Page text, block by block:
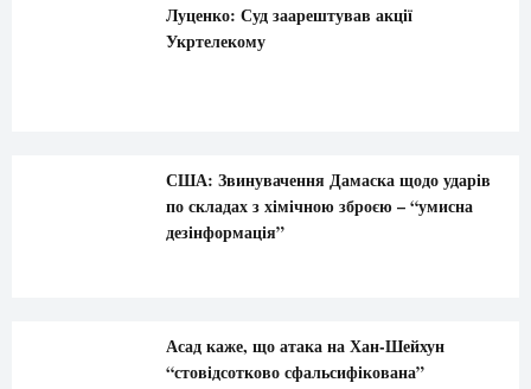
Луценко: Суд заарештував акції
Укртелекому
США: Звинувачення Дамаска щодо ударів
по складах з хімічною зброєю – “умисна
дезінформація”
Асад каже, що атака на Хан-Шейхун
“стовідсотково сфальсифікована”